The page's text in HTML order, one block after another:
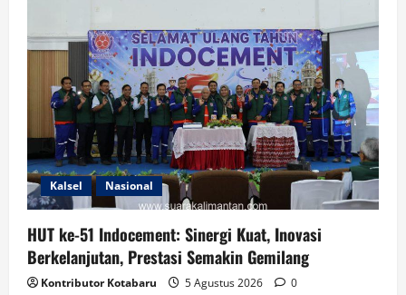
Kalsel Nasional
HUT ke-51 Indocement: Sinergi Kuat, Inovasi
Berkelanjutan, Prestasi Semakin Gemilang
Kontributor Kotabaru 5 Agustus 2026 0